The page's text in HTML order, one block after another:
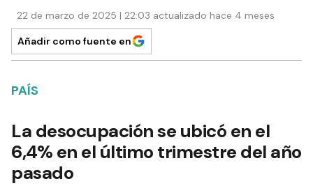
22 de marzo de 2025 | 22:03 actualizado hace 4 meses
Añadir como fuente en
PAÍS
La desocupación se ubicó en el
6,4% en el último trimestre del año
pasado